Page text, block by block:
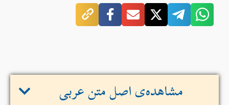
مشاهده‌ی اصل متن عربی